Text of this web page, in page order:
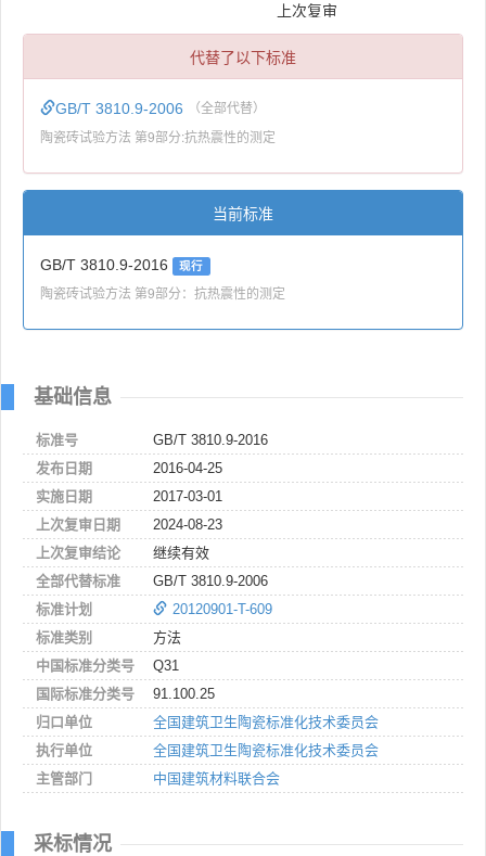
上次复审
代替了以下标准
GB/T 3810.9-2006 （全部代替）
陶瓷砖试验方法 第9部分:抗热震性的测定
当前标准
GB/T 3810.9-2016 现行
陶瓷砖试验方法 第9部分：抗热震性的测定
基础信息
标准号
GB/T 3810.9-2016
发布日期
2016-04-25
实施日期
2017-03-01
上次复审日期
2024-08-23
上次复审结论
继续有效
全部代替标准
GB/T 3810.9-2006
标准计划
20120901-T-609
标准类别
方法
中国标准分类号
Q31
国际标准分类号
91.100.25
归口单位
全国建筑卫生陶瓷标准化技术委员会
执行单位
全国建筑卫生陶瓷标准化技术委员会
主管部门
中国建筑材料联合会
采标情况